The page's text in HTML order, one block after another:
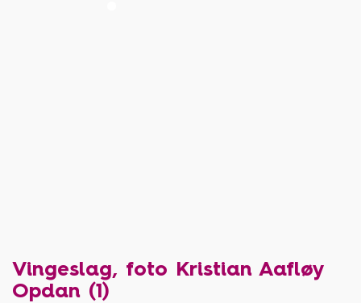
Vingeslag, foto Kristian Aafløy
Opdan (1)